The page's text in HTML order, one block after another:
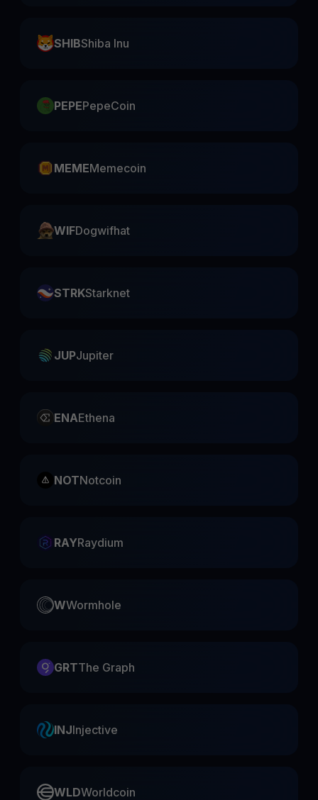
SHIBShiba Inu
PEPEPepeCoin
MEMEMemecoin
WIFDogwifhat
STRKStarknet
JUPJupiter
ENAEthena
NOTNotcoin
RAYRaydium
WWormhole
GRTThe Graph
INJInjective
WLDWorldcoin